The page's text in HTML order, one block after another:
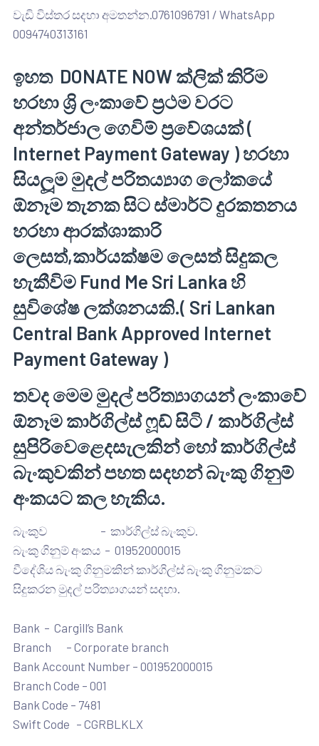
වැඩි විස්තර සදහා අමතන්න.0761096791 / WhatsApp
0094740313161
ඉහත DONATE NOW ක්ලික් කිරිම
හරහා ශ්‍රි ලංකාවේ ප්‍රථම වරට
අන්තර්ජාල ගෙවිම් ප්‍රවේශයක් (
Internet Payment Gateway ) හරහා
සියලූම මුදල් පරිතය්‍යාග ලෝකයේ
ඕනෑම තැනක සිට ස්මාර්ට් දුරකතනය
හරහා ආරක්ශාකාරි
ලෙසත්,කාර්යක්ෂම ලෙසත් සිදුකල
හැකීවිම Fund Me Sri Lanka හි
සුවිශේෂ ලක්ශනයකි.( Sri Lankan
Central Bank Approved Internet
Payment Gateway )
තවද මෙම මුදල් පරිත්‍යාගයන් ලංකාවේ
ඕනෑම කාර්ගිල්ස් ෆූඩ් සිටි / කාර්ගිල්ස්
සුපිරිවෙළෙදසැලකින් හෝ කාර්ගිල්ස්
බැංකුවකින් පහත සදහන් බැංකු ගිනුම්
අංකයට කල හැකිය.
බැංකුව – කාර්ගිල්ස් බැංකුව.
බැංකු ගිනුම් අංකය – 01952000015
වීදේශිය බැංකු ගිනුමකින් කාර්ගිල්ස් බැංකු ගිනුමකට
සිදුකරන මුදල් පරිත්‍යාගයන් සදහා.
Bank – Cargill’s Bank
Branch – Corporate branch
Bank Account Number – 001952000015
Branch Code – 001
Bank Code – 7481
Swift Code – CGRBLKLX